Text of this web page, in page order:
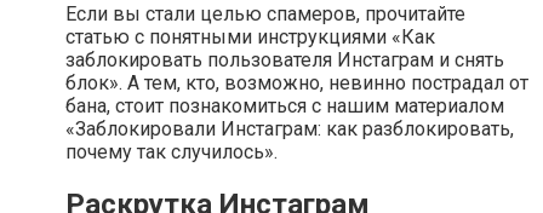
Если вы стали целью спамеров, прочитайте
статью с понятными инструкциями «Как
заблокировать пользователя Инстаграм и снять
блок». А тем, кто, возможно, невинно пострадал от
бана, стоит познакомиться с нашим материалом
«Заблокировали Инстаграм: как разблокировать,
почему так случилось».
Раскрутка Инстаграм